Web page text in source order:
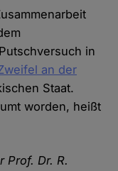
in
an der
Staat.
worden, heißt
Prof. Dr. R.